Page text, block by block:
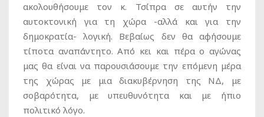
ακολουθήσουμε τον κ. Τσίπρα σε αυτήν την
αυτοκτονική για τη χώρα -αλλά και για την
δημοκρατία- λογική. Βεβαίως δεν θα αφήσουμε
τίποτα αναπάντητο. Από κει και πέρα ο αγώνας
μας θα είναι να παρουσιάσουμε την επόμενη μέρα
της χώρας με μια διακυβέρνηση της ΝΔ, με
σοβαρότητα, με υπευθυνότητα και με ήπιο
πολιτικό λόγο.